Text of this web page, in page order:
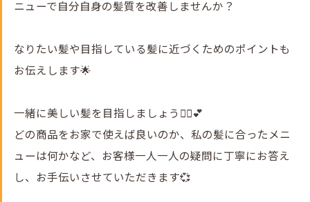
ニューで自分自身の髪質を改善しませんか？
なりたい髪や目指している髪に近づくためのポイントも
お伝えします🌟
一緒に美しい髪を目指しましょう💁‍♀️💕
どの商品をお家で使えば良いのか、私の髪に合ったメニ
ューは何かなど、お客様一人一人の疑問に丁寧にお答え
し、お手伝いさせていただきます💞